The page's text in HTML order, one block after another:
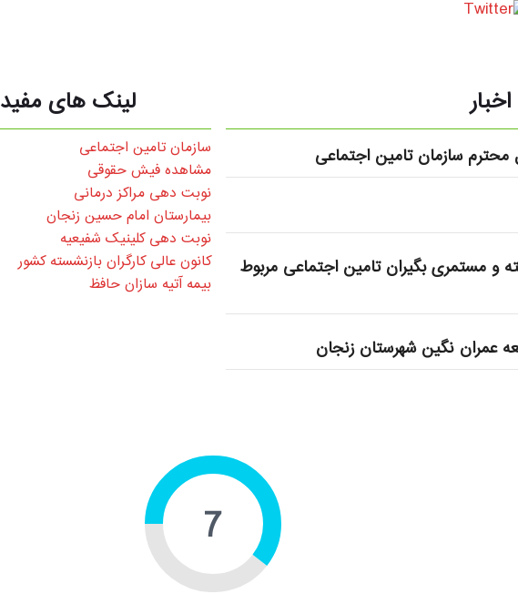
سازمان تامین اجتماعی
و مستمری بگیران تامین اجتماعی مربوط
عمران نگین شهرستان زنجان
لینک های مفید
سازمان تامین اجتماعی
مشاهده فیش حقوقی
نوبت دهی مراکز درمانی
بیمارستان امام حسین زنجان
نوبت دهی کلینیک شفیعیه
کانون عالی کارگران بازنشسته کشور
بیمه آتیه سازان حافظ
10